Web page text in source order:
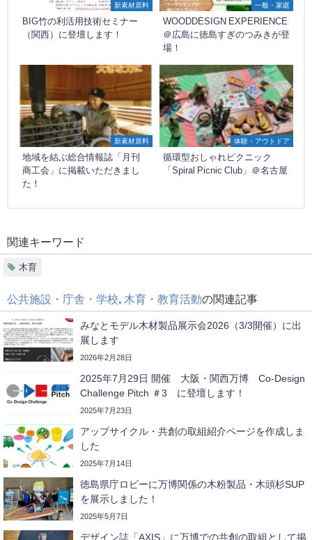
新素材原料
BIG竹の利活用技術セミナー
（関西）に登壇します！
一般・家庭
WOODDESIGN EXPERIENCE
＠広島に徳島すぎのつみきが登
場！
新素材原料
地域を結ぶ総合情報誌「月刊
商工会」に掲載いただきまし
た！
体験・アウトドア
循環型おしゃれピクニック
「Spiral Picnic Club」＠名古屋
関連キーワード
木育
公共施設・庁舎・学校 木育・教育活動の関連記事
みなとモデル木材製品展示会2026（3/3開催）に出
展します
2026年2月28日
2025年7月29日 開催 大阪・関西万博 Co-Design
Challenge Pitch ＃3 に登壇します！
2025年7月23日
アップサイクル・共創の取組紹介ページを作成しま
した
2025年7月14日
徳島県庁ロビーに万博関係の木粉製品・木頭杉SUP
を展示しました！
2025年5月7日
デザイン誌「AXIS」に万博での共創の取組として掲